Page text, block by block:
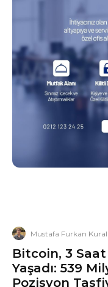
Mustafa Furkan Kural
Bitcoin, 3
Yaşadı: 539
Pozisyon